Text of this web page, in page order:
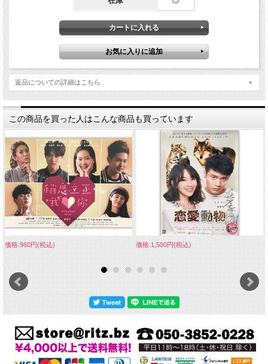
返品についての詳細はこちら
この商品を買った人はこんな商品も買っています
価格:960円(税込) 価格:1,500円(税込)